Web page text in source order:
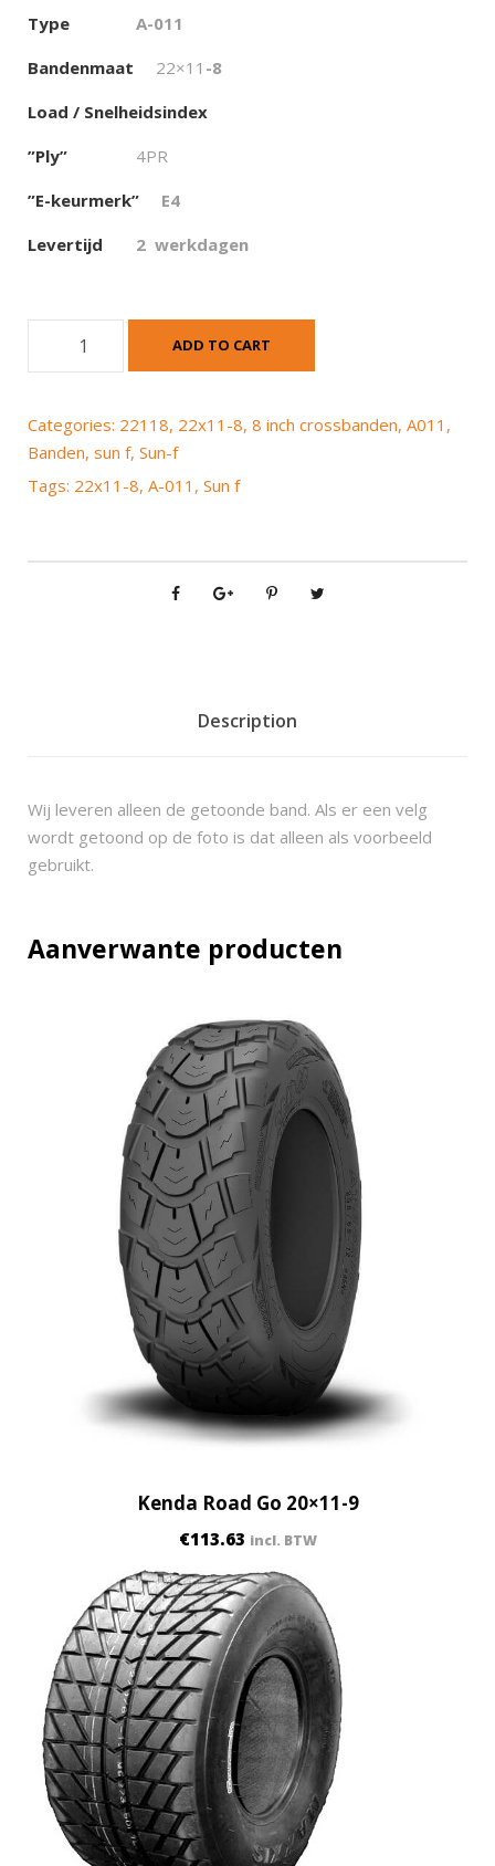
Type
A-011
Bandenmaat
22×11 -8
Load / Snelheidsindex
”Ply”
4PR
”E-keurmerk”
E4
Levertijd
2 werkdagen
0
u
t
ADD TO CART
Categories: 22118, 22x11-8, 8 inch crossbanden, A011 ,
Banden, sun f, Sun-f
Tags: 22x11-8, A-011 , Sun f
Description
Wij leveren alleen de getoonde band. Als er een velg
wordt getoond op de foto is dat alleen als voorbeeld
gebruikt.
Aanverwante producten
Kenda Road Go 20×11-9
€113.63 incl. BTW